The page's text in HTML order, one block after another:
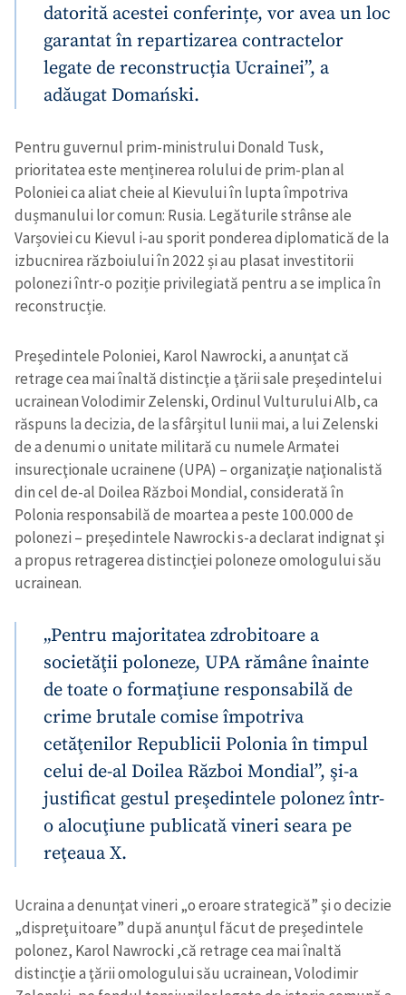
datorită acestei conferințe, vor avea un loc
garantat în repartizarea contractelor
legate de reconstrucția Ucrainei”, a
adăugat Domański.
Pentru guvernul prim-ministrului Donald Tusk,
prioritatea este menținerea rolului de prim-plan al
Poloniei ca aliat cheie al Kievului în lupta împotriva
dușmanului lor comun: Rusia. Legăturile strânse ale
Varșoviei cu Kievul i-au sporit ponderea diplomatică de la
izbucnirea războiului în 2022 și au plasat investitorii
polonezi într-o poziție privilegiată pentru a se implica în
reconstrucție.
Preşedintele Poloniei, Karol Nawrocki, a anunţat că
retrage cea mai înaltă distincţie a ţării sale preşedintelui
ucrainean Volodimir Zelenski, Ordinul Vulturului Alb, ca
răspuns la decizia, de la sfârşitul lunii mai, a lui Zelenski
de a denumi o unitate militară cu numele Armatei
insurecţionale ucrainene (UPA) – organizaţie naţionalistă
din cel de-al Doilea Război Mondial, considerată în
Polonia responsabilă de moartea a peste 100.000 de
polonezi – preşedintele Nawrocki s-a declarat indignat şi
a propus retragerea distincţiei poloneze omologului său
ucrainean.
„Pentru majoritatea zdrobitoare a
societăţii poloneze, UPA rămâne înainte
de toate o formaţiune responsabilă de
crime brutale comise împotriva
cetăţenilor Republicii Polonia în timpul
celui de-al Doilea Război Mondial”, şi-a
justificat gestul preşedintele polonez într-
o alocuţiune publicată vineri seara pe
reţeaua X.
Ucraina a denunţat vineri „o eroare strategică” şi o decizie
„dispreţuitoare” după anunţul făcut de preşedintele
polonez, Karol Nawrocki ,că retrage cea mai înaltă
distincţie a ţării omologului său ucrainean, Volodimir